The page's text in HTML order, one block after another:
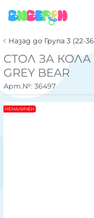
Назад до Група 3 (22-
СТОЛ ЗА КОЛА
GREY BEAR
Арт.№: 36497
НЕНАЛИЧЕН